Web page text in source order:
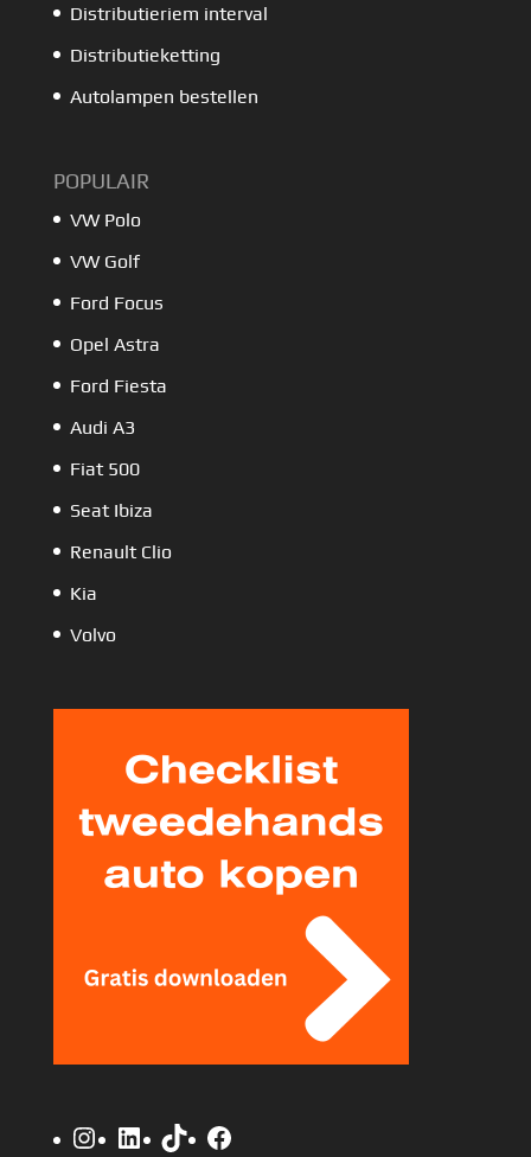
Distributieriem interval
Distributieketting
Autolampen bestellen
POPULAIR
VW Polo
VW Golf
Ford Focus
Opel Astra
Ford Fiesta
Audi A3
Fiat 500
Seat Ibiza
Renault Clio
Kia
Volvo
Instagram
LinkedIn
TikTokFacebook